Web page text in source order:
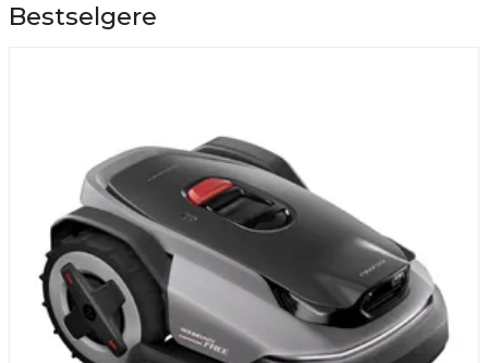
Bestselgere